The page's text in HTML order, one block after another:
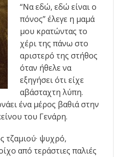
“Να εδώ, εδώ είναι ο
πόνος” έλεγε η μαμά
μου κρατώντας το
χέρι της πάνω στο
αριστερό της στήθος
όταν ήθελε να
εξηγήσει ότι είχε
αβάσταχτη λύπη.
ένα μέρος βαθιά στην
του Γενάρη.
τζαμιού· ψυχρό,
από τεράστιες παλιές